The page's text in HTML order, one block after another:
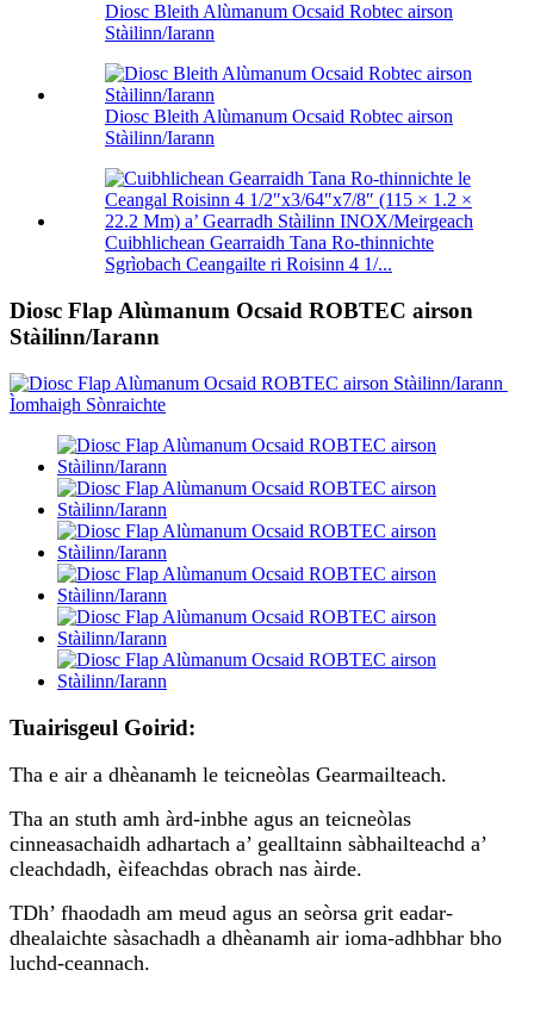
Diosc Bleith Alùmanum Ocsaid Robtec airson
Stàilinn/Iarann
Diosc Bleith Alùmanum Ocsaid Robtec airson
Stàilinn/Iarann
Cuibhlichean Gearraidh Tana Ro-thinnichte
Sgrìobach Ceangailte ri Roisinn 4 1/...
Diosc Flap Alùmanum Ocsaid ROBTEC airson
Stàilinn/Iarann
Tuairisgeul Goirid:
Tha e air a dhèanamh le teicneòlas Gearmailteach.
Tha an stuth amh àrd-inbhe agus an teicneòlas
cinneasachaidh adhartach a’ gealltainn sàbhailteachd a’
cleachdadh, èifeachdas obrach nas àirde.
TDh’ fhaodadh am meud agus an seòrsa grit eadar-
dhealaichte sàsachadh a dhèanamh air ioma-adhbhar bho
luchd-ceannach.